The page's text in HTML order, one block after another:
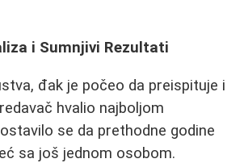
i Sumnjivi Rezultati
đak je počeo da preispituje i
hvalio najboljom
se da prethodne godine
sa još jednom osobom.